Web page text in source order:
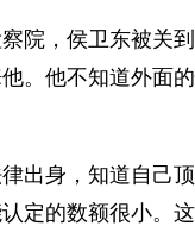
，侯卫东被关到
。他不知道外面
身，知道自己顶
定的数额很小。